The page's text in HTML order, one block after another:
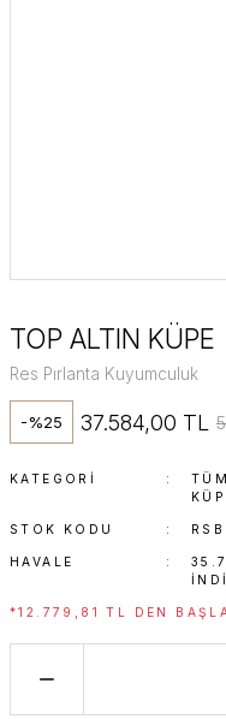
TOP ALTIN KÜPE
Res Pırlanta Kuyumculuk
-%25 37.584,00 TL
KATEGORI
STOK KODU
HAVALE
*12.779,81 TL DEN